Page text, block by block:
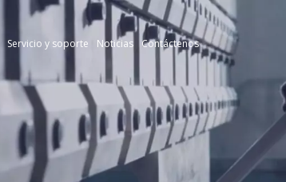
Servicio y soporte Noticias Contáctenos